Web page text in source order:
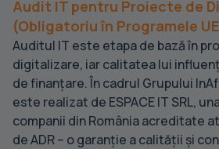
Audit IT pentru Proiecte de
(Obligatoriu în Programele
Auditul IT este etapa de bază în
digitalizare, iar calitatea lui
de finanțare. În cadrul Grupului
este realizat de ESPACE IT SRL,
companii din România acreditate
de ADR – o garanție a calității și